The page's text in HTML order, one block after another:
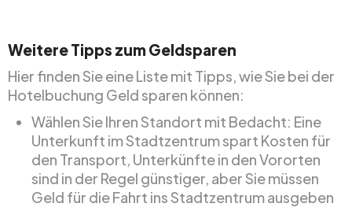
Weitere Tipps zum Geldsparen
Hier finden Sie eine Liste mit Tipps, wie Sie bei der
Hotelbuchung Geld sparen können:
Wählen Sie Ihren Standort mit Bedacht: Eine
Unterkunft im Stadtzentrum spart Kosten für
den Transport, Unterkünfte in den Vororten
sind in der Regel günstiger, aber Sie müssen
Geld für die Fahrt ins Stadtzentrum ausgeben